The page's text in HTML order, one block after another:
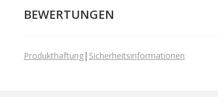
BEWERTUNGEN
Produkthaftung| Sicherheitsinformationen